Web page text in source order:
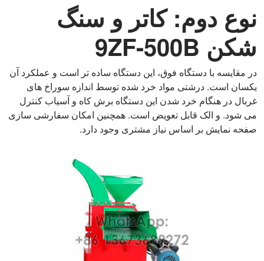
نوع دوم: کاتر و سنگ
شکن 9ZF-500B
در مقایسه با دستگاه فوق، این دستگاه ساده تر است و عملکرد آن
یکسان است. درشتی مواد خرد شده توسط اندازه سوراخ های
غربال در هنگام خرد شدن این دستگاه برش کاه و آسیاب کنترل
می شود. و الک قابل تعویض است. همچنین امکان سفارشی سازی
صفحه نمایش بر اساس نیاز مشتری وجود دارد.